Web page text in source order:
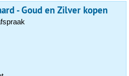
- Goud en Zilver kopen